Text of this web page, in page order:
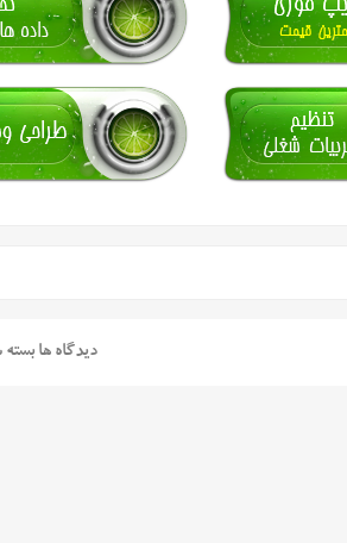
دیدگاه ها